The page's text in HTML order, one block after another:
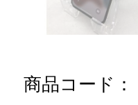
商品コード：